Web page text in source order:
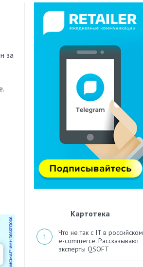
за
Картотека
Что не так с IT в российском
e-commerce. Рассказывают
эксперты QSOFT